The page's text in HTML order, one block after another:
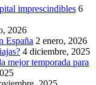
imprescindibles 6
2026
España 2 enero, 2026
4 diciembre, 2025
mejor temporada para